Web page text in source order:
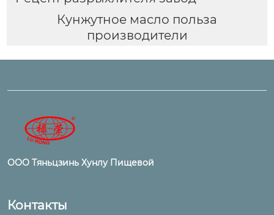
Кунжутное масло польза
производители
ООО Тяньцзинь Хунлу Пищевой
Контакты